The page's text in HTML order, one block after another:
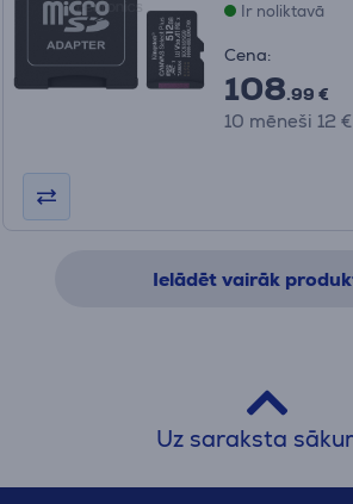
Ir noliktavā
Cena:
108.99 €
10 mēneši 12 €
Ielādēt vairāk
Uz saraksta